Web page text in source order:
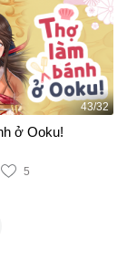
43/32
ở Ooku!
5